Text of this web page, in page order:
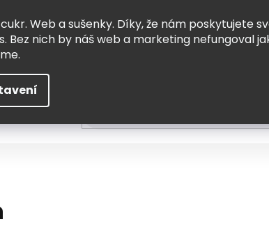
Web a sušenky. Díky, že nám poskytujete
Bez nich by náš web a marketing nefungoval